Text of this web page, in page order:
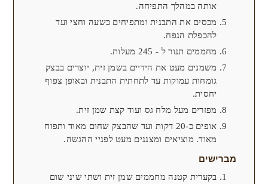
אותה במהלך התפיחה.
מכסים את התבנית ומתפיחים כשעה וחצי ועד
להכפלת הנפח.
מחממים תנור ל - 245 מעלות.
משמנים מעט את הידיים בשמן זית, יוצרים בבצק
גומחות עמוקות עד לתחתית התבנית ובאופן צפוף
יחסית.
מפזרים מעל מלח גס ועוד קצת שמן זית.
אופים כ-20 דקות ועד שהבצק שחום מאוד ותפוח
מאוד. מוציאים ומצננים מעט לפניי ההגשה.
מברישים
בקערית קטנה מחממים שמן זית ושתי שיני שום